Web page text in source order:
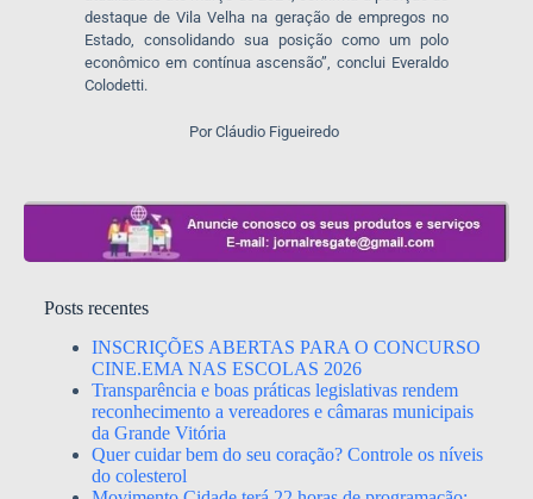
destaque de Vila Velha na geração de empregos no
Estado, consolidando sua posição como um polo
econômico em contínua ascensão”, conclui Everaldo
Colodetti.
Por Cláudio Figueiredo
Posts recentes
INSCRIÇÕES ABERTAS PARA O CONCURSO
CINE.EMA NAS ESCOLAS 2026
Transparência e boas práticas legislativas rendem
reconhecimento a vereadores e câmaras municipais
da Grande Vitória
Quer cuidar bem do seu coração? Controle os níveis
do colesterol